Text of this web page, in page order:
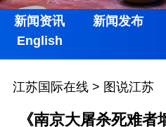
新闻资讯 新闻发布
English
江苏国际在线> 图说江苏
《南京大屠杀死难